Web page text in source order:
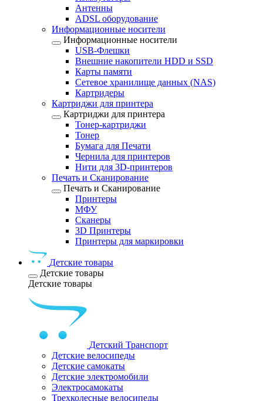
Антенны
ADSL оборудование
Информационные носители
Информационные носители
USB-Флешки
Внешние накопители HDD и SSD
Карты памяти
Сетевое хранилище данных (NAS)
Картридеры
Картриджи для принтера
Картриджи для принтера
Тонер-картриджи
Тонер
Бумага для Печати
Чернила для принтеров
Нити для 3D-принтеров
Печать и Сканирование
Печать и Сканирование
Принтеры
МФУ
Сканеры
3D Принтеры
Принтеры для маркировки
Детские товары
Детские товары
Детские товары
Детский Транспорт
Детские велосипеды
Детские самокаты
Детские электромобили
Электросамокаты
Трехколесные велосипеды